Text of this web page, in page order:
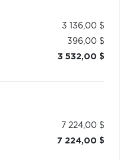
3 136,00 $
396,00 $
3 532,00 $
7 224,00 $
7 224,00 $